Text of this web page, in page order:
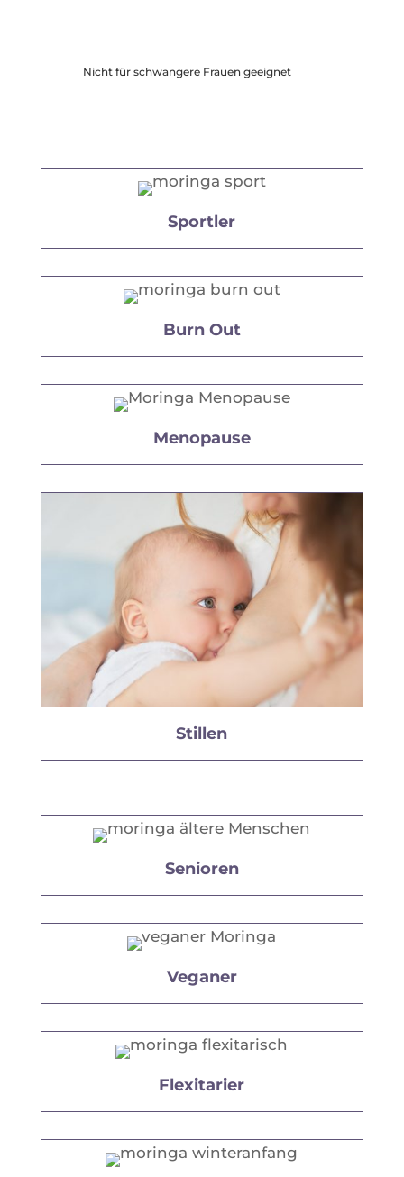
Nicht für schwangere Frauen geeignet
Sportler
Burn Out
Menopause
Stillen
Senioren
Veganer
Flexitarier